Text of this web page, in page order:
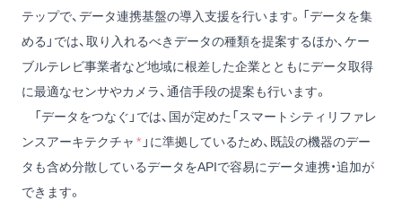
テップで、データ連携基盤の導入支援を行います。「データを集
める」では、取り入れるべきデータの種類を提案するほか、ケー
ブルテレビ事業者など地域に根差した企業とともにデータ取得
に最適なセンサやカメラ、通信手段の提案も行います。
「データをつなぐ」では、国が定めた「スマートシティリファレ
ンスアーキテクチャ * 」に準拠しているため、既設の機器のデー
タも含め分散しているデータをAPIで容易にデータ連携・追加が
できます。